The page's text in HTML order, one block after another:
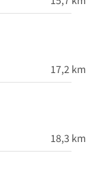
17,2 km
18,3 km